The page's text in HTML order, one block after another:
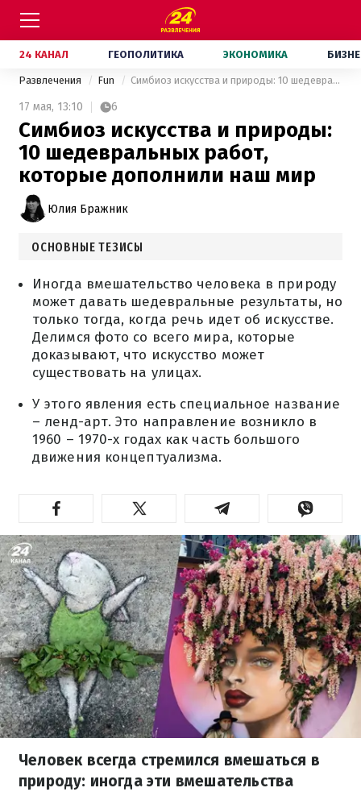
24 КАНАЛ ГЕОПОЛИТИКА ЭКОНОМИКА
Развлечения Fun Симбиоз искусства и природы: 10 шедевральных работ, которые дополнили наш мир
17 мая, 13:10 6
Симбиоз искусства и природы:
10 шедевральных работ,
которые дополнили наш мир
Юлия Бражник
ОСНОВНЫЕ ТЕЗИСЫ
Иногда вмешательство человека в природу
может давать шедевральные результаты, но
только тогда, когда речь идет об искусстве.
Делимся фото со всего мира, которые
доказывают, что искусство может
существовать на улицах.
У этого явления есть специальное название
– ленд-арт. Это направление возникло в
1960 – 1970-х годах как часть большого
движения концептуализма.
Человек всегда стремился вмешаться в
природу: иногда эти вмешательства